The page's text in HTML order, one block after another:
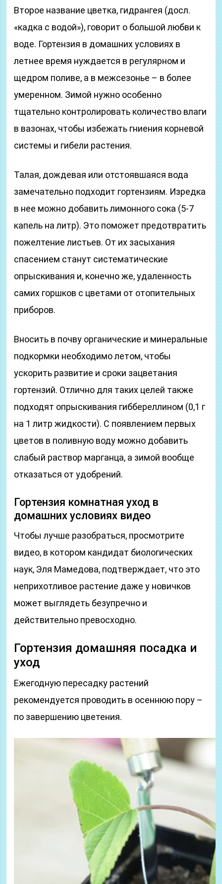
Второе название цветка, гидрангея (досл.
«кадка с водой»), говорит о большой любви к
воде. Гортензия в домашних условиях в
летнее время нуждается в регулярном и
щедром поливе, а в межсезонье – в более
умеренном. Зимой нужно особенно
тщательно контролировать количество влаги
в вазонах, чтобы избежать гниения корневой
системы и гибели растения.
Талая, дождевая или отстоявшаяся вода
замечательно подходит гортензиям. Изредка
в нее можно добавить лимонного сока (5-7
капель на литр). Это поможет предотвратить
пожелтение листьев. От их засыхания
спасением станут систематические
опрыскивания и, конечно же, удаленность
самих горшков с цветами от отопительных
приборов.
Вносить в почву органические и минеральные
подкормки необходимо летом, чтобы
ускорить развитие и сроки зацветания
гортензий. Отлично для таких целей также
подходят опрыскивания гиббереллином (0,1 г
на 1 литр жидкости). С появлением первых
цветов в поливную воду можно добавить
слабый раствор марганца, а зимой вообще
отказаться от удобрений.
Гортензия комнатная уход в
домашних условиях видео
Чтобы лучше разобраться, просмотрите
видео, в котором кандидат биологических
наук, Эля Мамедова, подтверждает, что это
неприхотливое растение даже у новичков
может выглядеть безупречно и
действительно превосходно.
Гортензия домашняя посадка и
уход
Ежегодную пересадку растений
рекомендуется проводить в осеннюю пору –
по завершению цветения.